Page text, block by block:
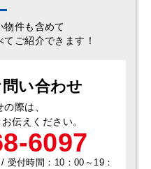
物件も含めて
ご紹介できます！
い合わせ
際は、
お伝えください。
6097
受付時間：10：00～19：